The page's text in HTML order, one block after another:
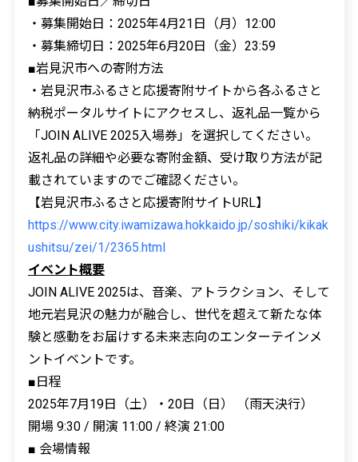
・募集開始日：2025年4月21日（月）12:00
・募集締切日：2025年6月20日（金）23:59
■岩見沢市への寄附方法
・岩見沢市ふるさと応援寄附サイトから各ふるさと
納税ポータルサイトにアクセスし、返礼品一覧から
「JOIN ALIVE 2025入場券」を選択してください。
返礼品の詳細や必要な寄附金額、受け取り方法が記
載されていますのでご確認ください。
【岩見沢市ふるさと応援寄附サイトURL】
https://www.city.iwamizawa.hokkaido.jp/soshiki/kikak
ushitsu/zei/1/2365.html
イベント概要
JOIN ALIVE 2025は、音楽、アトラクション、そして
地元岩見沢の魅力が融合し、世代を超えて新たな体
験と感動をお届けする未来志向のエンターテインメ
ントイベントです。
■日程
2025年7月19日（土）・20日（日） （雨天決行）
開場 9:30 / 開演 11:00 / 終演 21:00
■ 会場情報